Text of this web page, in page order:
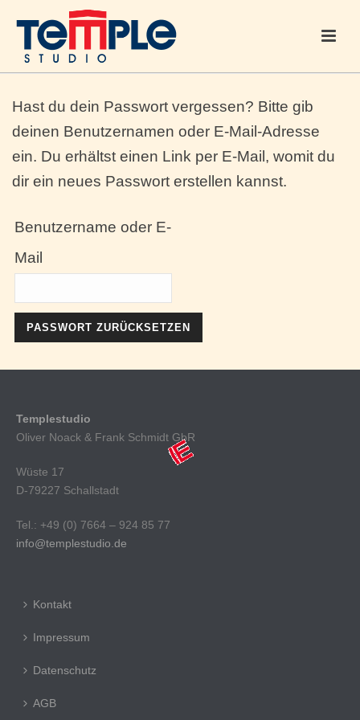
Hast du dein Passwort vergessen? Bitte gib
deinen Benutzernamen oder E-Mail-Adresse
ein. Du erhältst einen Link per E-Mail, womit du
dir ein neues Passwort erstellen kannst.
Benutzername oder E-
Mail
PASSWORT ZURÜCKSETZEN
Templestudio
Oliver Noack & Frank Schmidt GbR
Wüste 17
D-79227 Schallstadt
Tel.: +49 (0) 7664 – 924 85 77
info@templestudio.de
Kontakt
Impressum
Datenschutz
AGB